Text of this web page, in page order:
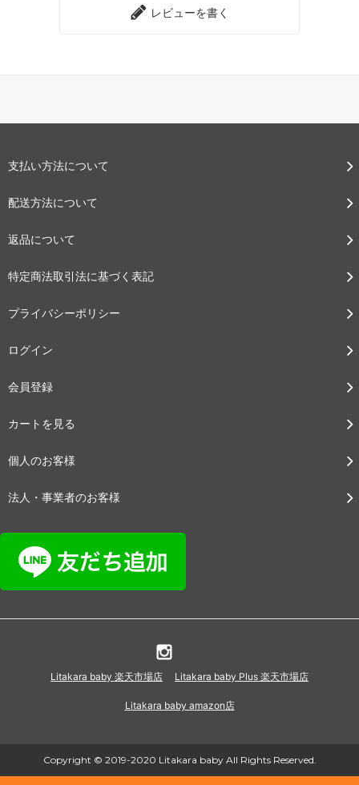
レビューを書く
支払い方法について
配送方法について
返品について
特定商法取引法に基づく表記
プライバシーポリシー
ログイン
会員登録
カートを見る
個人のお客様
法人・事業者のお客様
Litakara baby 楽天市場店 Litakara baby Plus 楽天市場店
Litakara baby amazon店
Copyright © 2019-2020 Litakara baby All Rights Reserved.